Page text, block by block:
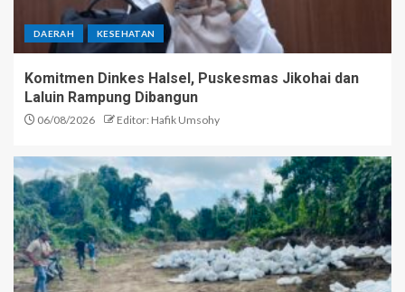
DAERAH KESEHATAN
Komitmen Dinkes Halsel, Puskesmas Jikohai dan
Laluin Rampung Dibangun
06/08/2026 Editor: Hafik Umsohy